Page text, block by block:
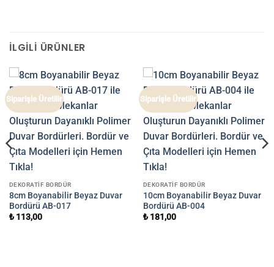
İLGILI ÜRÜNLER
Siparişle Üretilir
DEKORATIF BORDÜR
8cm Boyanabilir Beyaz Duvar
Bordürü AB-017
₺113,00
Siparişle Üretilir
DEKORATIF BORDÜR
10cm Boyanabilir Beyaz Duvar
Bordürü AB-004
₺181,00